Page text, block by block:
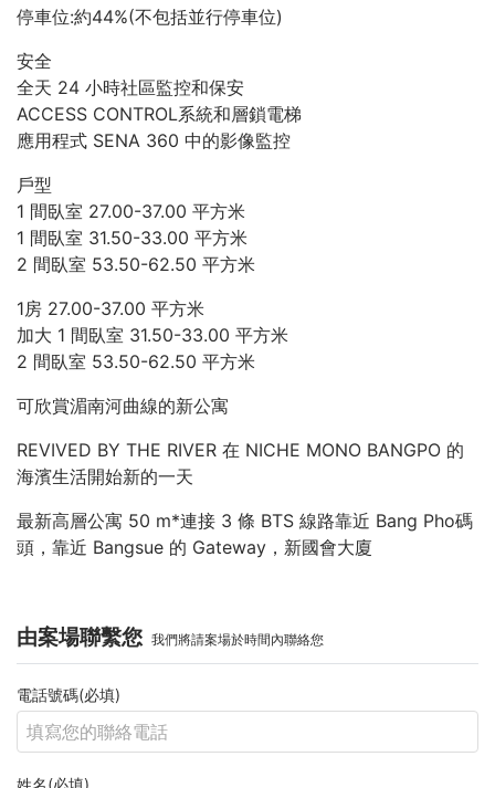
停車位:約44%(不包括並行停車位)
安全
全天 24 小時社區監控和保安
ACCESS CONTROL系統和層鎖電梯
應用程式 SENA 360 中的影像監控
戶型
1 間臥室 27.00-37.00 平方米
1 間臥室 31.50-33.00 平方米
2 間臥室 53.50-62.50 平方米
1房 27.00-37.00 平方米
加大 1 間臥室 31.50-33.00 平方米
2 間臥室 53.50-62.50 平方米
可欣賞湄南河曲線的新公寓
REVIVED BY THE RIVER 在 NICHE MONO BANGPO 的
海濱生活開始新的一天
最新高層公寓 50 m*連接 3 條 BTS 線路靠近 Bang Pho碼
頭，靠近 Bangsue 的 Gateway，新國會大廈
由案場聯繫您 我們將請案場於時間內聯絡您
電話號碼(必填)